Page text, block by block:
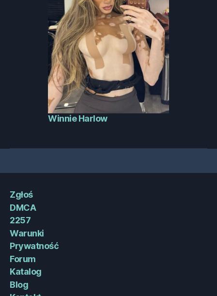
Winnie Harlow
Zgłoś
DMCA
2257
Warunki
Prywatność
Forum
Katalog
Blog